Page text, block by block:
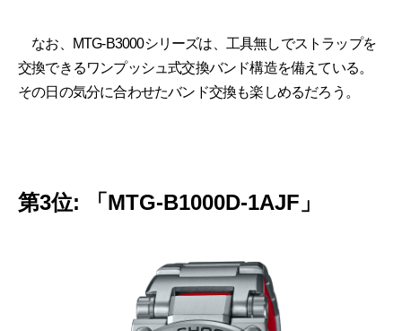
なお、MTG-B3000シリーズは、工具無しでストラップを
交換できるワンプッシュ式交換バンド構造を備えている。
その日の気分に合わせたバンド交換も楽しめるだろう。
第3位: 「MTG-B1000D-1AJF」